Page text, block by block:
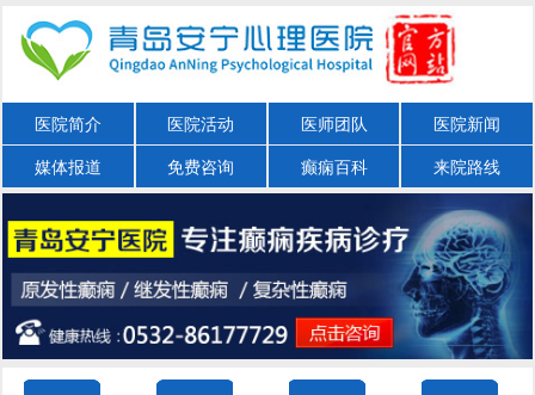
医院简介 医院活动 医师团队 医院新闻
媒体报道 免费咨询 癫痫百科 来院路线